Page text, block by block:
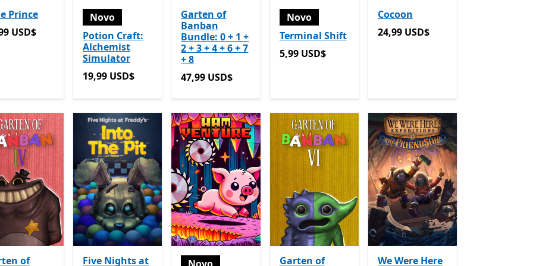
Prince
USD$
USD$
Novo
Potion Craft:
Alchemist
Simulator
19,99 USD$
19,99 USD$
Garten of
Banban
Bundle: 0 + 1 +
2 + 3 + 4 + 6 + 7
+ 8
47,99 USD$
47,99 USD$
Novo
Terminal Shift
5,99 USD$
5,99 USD$
Cocoon
24,99 USD$
24,99 USD$
of
Five Nights at
Garten of
We Were Here